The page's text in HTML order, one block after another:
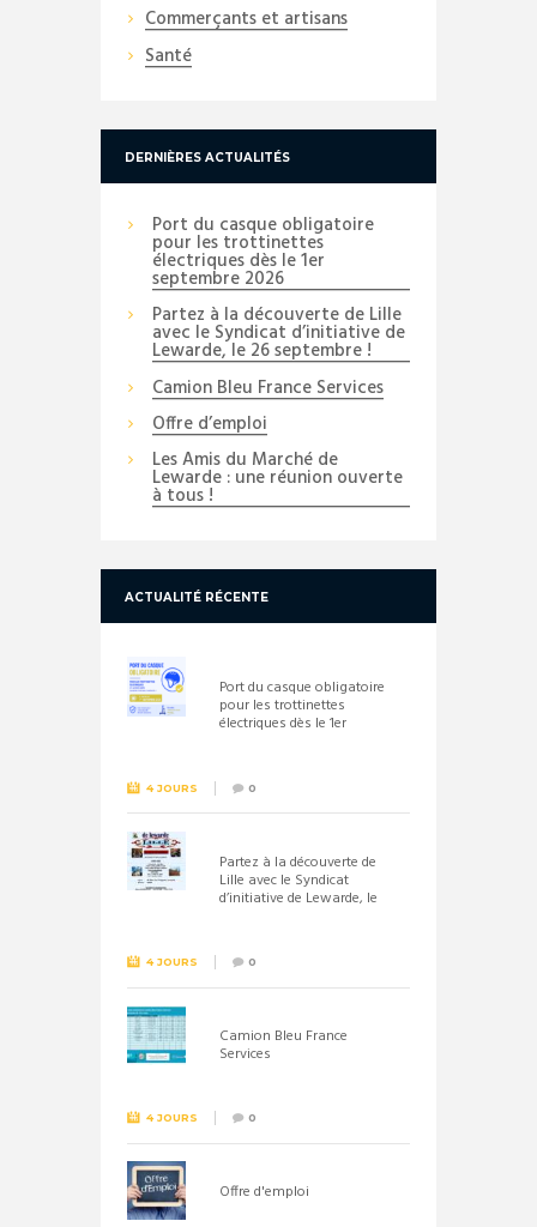
Commerçants et artisans
Santé
DERNIÈRES ACTUALITÉS
Port du casque obligatoire
pour les trottinettes
électriques dès le 1er
septembre 2026
Partez à la découverte de Lille
avec le Syndicat d’initiative de
Lewarde, le 26 septembre !
Camion Bleu France Services
Offre d’emploi
Les Amis du Marché de
Lewarde : une réunion ouverte
à tous !
ACTUALITÉ RÉCENTE
Port du casque obligatoire
pour les trottinettes
électriques dès le 1er
4 JOURS 0
Partez à la découverte de
Lille avec le Syndicat
d’initiative de Lewarde, le
4 JOURS 0
Camion Bleu France
Services
4 JOURS 0
Offre d'emploi